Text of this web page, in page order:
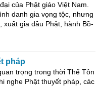
của Phật giáo Việt Nam.
danh gia vọng tộc, nhưng
gia đầu Phật, hành Bồ-
pháp
trọng trong thời Thế Tôn
nghe Phật thuyết pháp, các